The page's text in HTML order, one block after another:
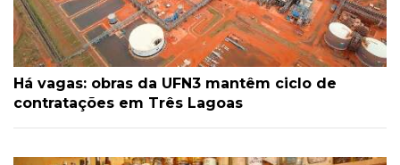
Há vagas: obras da UFN3 mantêm ciclo de
contratações em Três Lagoas